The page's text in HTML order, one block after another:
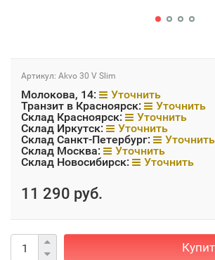
Артикул: Akvo 30 V Slim
Молокова, 14:
Уточнить
Транзит в Красноярск:
Уточнить
Склад Красноярск:
Уточнить
Склад Иркутск:
Уточнить
Склад Санкт-Петербург:
Уточнить
Склад Москва:
Уточнить
Склад Новосибирск:
Уточнить
11 290 руб.